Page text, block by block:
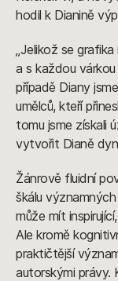
hodil k Dianině
„Jelikož se
a s každou várkou
případě Diany
umělců, kteří
tomu jsme získali
vytvořit Dianě
Žánrově fluidní
škálu
může mít
Ale kromě
praktičtější
autorskými právy.